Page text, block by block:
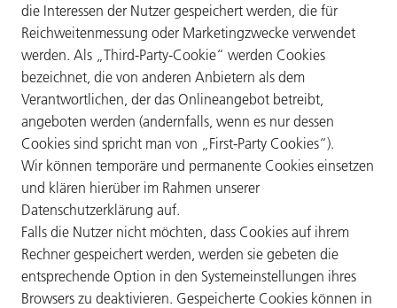
die Interessen der Nutzer gespeichert werden, die für
Reichweitenmessung oder Marketingzwecke verwendet
werden. Als „Third-Party-Cookie“ werden Cookies
bezeichnet, die von anderen Anbietern als dem
Verantwortlichen, der das Onlineangebot betreibt,
angeboten werden (andernfalls, wenn es nur dessen
Cookies sind spricht man von „First-Party Cookies“).
Wir können temporäre und permanente Cookies einsetzen
und klären hierüber im Rahmen unserer
Datenschutzerklärung auf.
Falls die Nutzer nicht möchten, dass Cookies auf ihrem
Rechner gespeichert werden, werden sie gebeten die
entsprechende Option in den Systemeinstellungen ihres
Browsers zu deaktivieren. Gespeicherte Cookies können in